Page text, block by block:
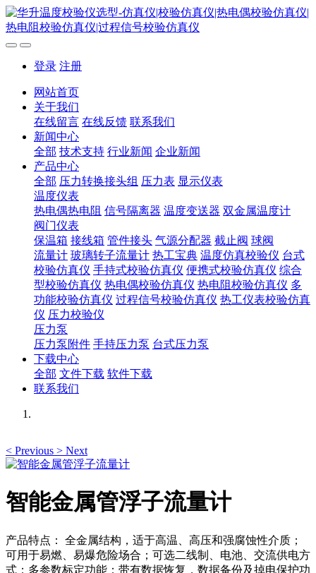
登录 注册
网站首页
关于我们
在线留言 在线反馈 联系我们
新闻中心
全部 技术支持 行业新闻 企业新闻
产品中心
全部 压力转换接头组 压力表 显示仪表
温度仪表
热电偶热电阻 信号隔离器 温度变送器 双金属温度计
阀门仪表
保温箱 接线箱 管件接头 气源分配器 截止阀 球阀
流量计 玻璃转子流量计 热工宝典 温度仿真校验仪 台式
校验仿真仪 手持式校验仿真仪 便携式校验仿真仪 综合
型校验仿真仪 热电偶校验仿真仪 热电阻校验仿真仪 多
功能校验仿真仪 过程信号校验仿真仪 热工仪表校验仿真
仪 压力校验仪
压力泵
压力泵附件 手持压力泵 台式压力泵
下载中心
全部 文件下载 软件下载
联系我们
< Previous > Next
智能金属管浮子流量计
产品特点： 全金属结构，适于高温、高压和强腐蚀性介质；
可用于易燃、易爆危险场合；可选二线制、电池、交流供电方
式；多参数标定功能；带有数据恢复，数据备份及掉电保护功